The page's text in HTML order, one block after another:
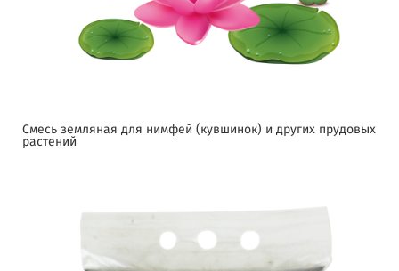
Смесь земляная для нимфей (кувшинок) и других прудовых
растений